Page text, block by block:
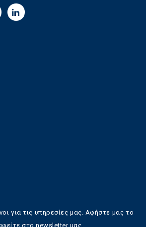
για τις υπηρεσίες μας. Αφήστε μας το
στο newsletter μας.